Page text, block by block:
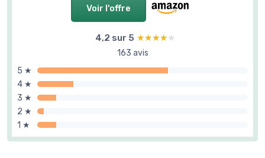
Voir l'offre
4,2 sur 5 ★★★★★
★★★★★
163 avis
5 ★
4 ★
3 ★
2 ★
1 ★